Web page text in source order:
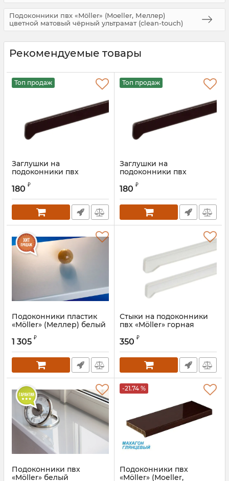
Подоконники пвх «Möller» (Moeller, Меллер)
цветной матовый чёрный ультрамат (clean-touch)
Рекомендуемые товары
Топ продаж
Заглушки на
подоконники пвх
Артикул:
180 ₽
Топ продаж
Заглушки на
подоконники пвх
180 ₽
Подоконники пластик
«Möller» (Меллер) белый
Артикул:
1 305 ₽
Стыки на подоконники
пвх «Möller» горная
350 ₽
Подоконники пвх
«Möller» белый
-21.74 %
Подоконники пвх
«Möller» (Moeller,